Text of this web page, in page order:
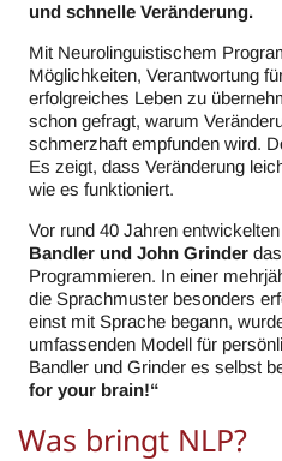
und schnelle Veränderung.
Mit Neurolinguistischem
Möglichkeiten, Verantwortung
erfolgreiches Leben zu
schon gefragt, warum
schmerzhaft empfunden wird.
Es zeigt, dass Veränderung
wie es funktioniert.
Vor rund 40 Jahren
Bandler und John Grinder
Programmieren. In einer
die Sprachmuster besonders
einst mit Sprache begann,
umfassenden Modell für
Bandler und Grinder es selbst
for your brain!“
Was bringt NLP?